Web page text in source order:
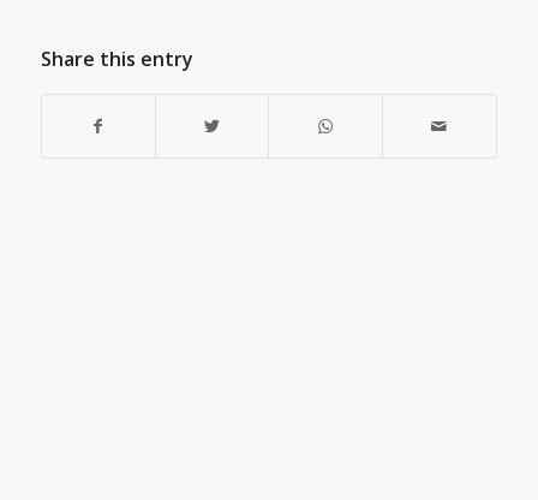
Share this entry